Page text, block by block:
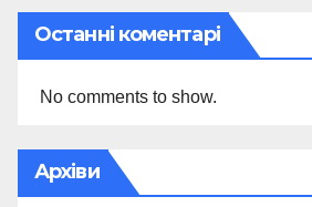
Останні коментарі
No comments to show.
Архіви